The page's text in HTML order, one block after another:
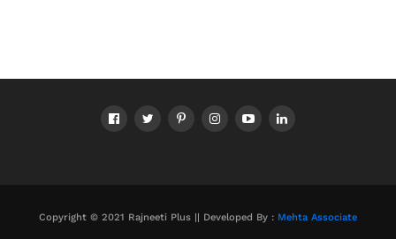
Copyright © 2021 Rajneeti Plus || Developed By : Mehta Associate